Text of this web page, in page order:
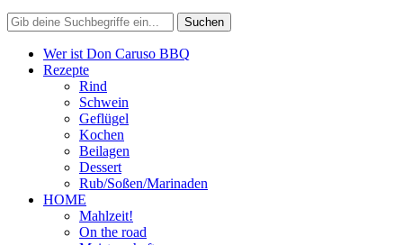
Wer ist Don Caruso BBQ
Rezepte
Rind
Schwein
Geflügel
Kochen
Beilagen
Dessert
Rub/Soßen/Marinaden
HOME
Mahlzeit!
On the road